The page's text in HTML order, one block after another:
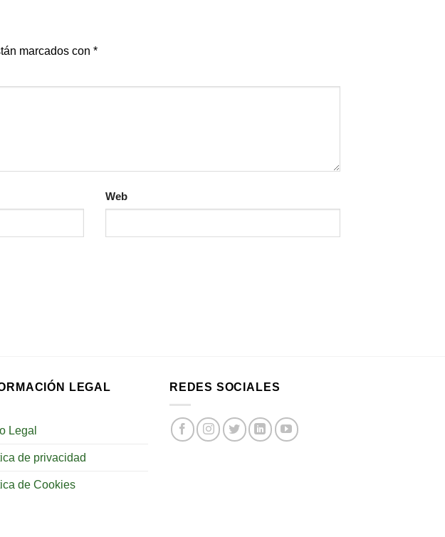
marcados con *
Web
LEGAL
Legal
de privacidad
de Cookies
REDES SOCIALES